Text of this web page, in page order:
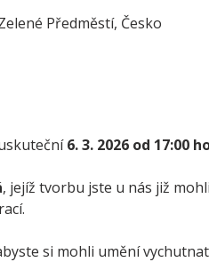
Předměstí, Česko
6. 3. 2026 od 17:00
, jejíž tvorbu jste u nás již
si mohli umění